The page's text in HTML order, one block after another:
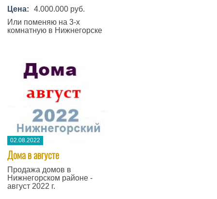
Цена:
4.000.000 руб.
Или поменяю на 3-х
комнатную в Нижнегорске
02.08.2022
Дома в августе
Продажа домов в
Нижнегорском районе -
август 2022 г.